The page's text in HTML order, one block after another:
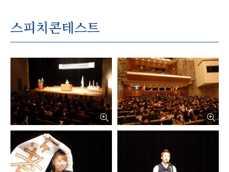
스피치콘테스트